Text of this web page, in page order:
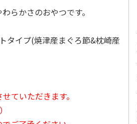
らかさのおやつです。
タイプ(焼津産まぐろ節&枕崎産
ていただきます。